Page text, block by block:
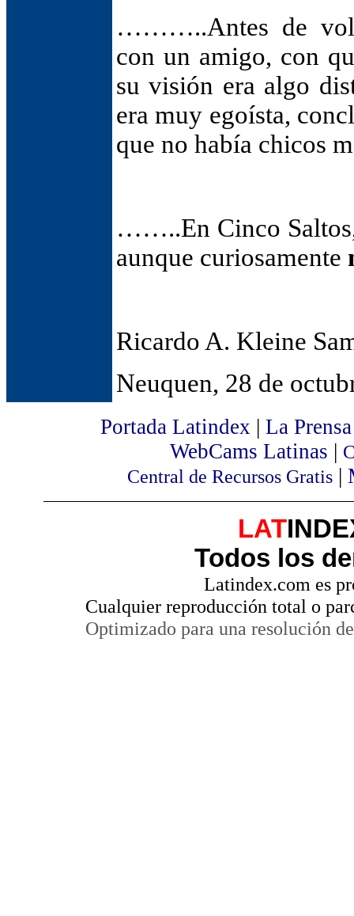
………..Antes de
con un amigo, con
su visión era algo
era muy egoísta,
que no había chicos
……..En Cinco
aunque curiosamente
Ricardo A. Kleine
Neuquen, 28 de
Portada Latindex| La
WebCams Latinas |
Central de Recursos Gratis |
LAT
Todos los
Latindex.com es
Cualquier reproducción total o
Optimizado para una resolución